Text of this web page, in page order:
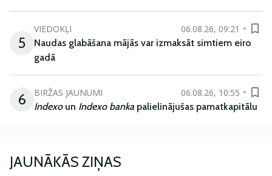
5
VIEDOKĻI
06.08.26, 09:21
Naudas glabāšana mājās var izmaksāt simtiem eiro
gadā
6 BIRŽAS JAUNUMI
06.08.26, 10:55
Indexoun Indexo banka palielinājušas pamatkapitālu
JAUNĀKĀS ZIŅAS